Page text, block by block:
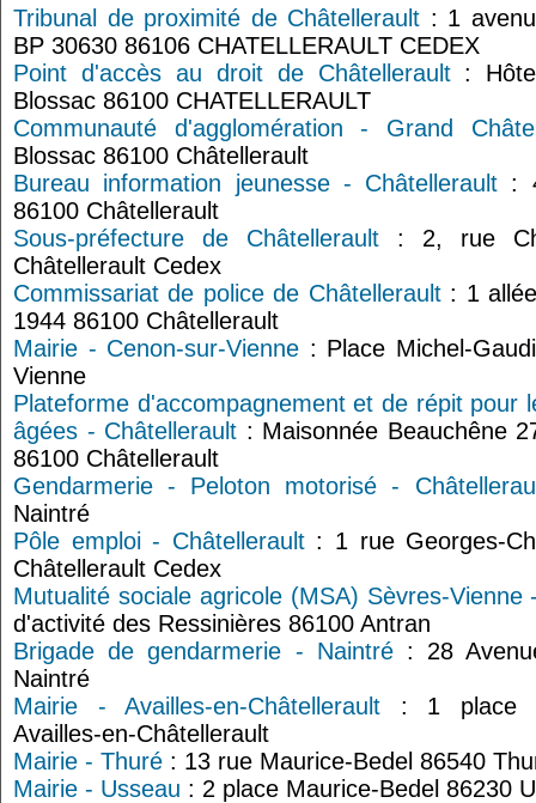
Tribunal de proximité de Châtellerault : 1
BP 30630 86106 CHATELLERAULT CEDEX
Point d'accès au droit de Châtellerault:
Blossac 86100 CHATELLERAULT
Communauté d'agglomération - Grand
Blossac 86100 Châtellerault
Bureau information jeunesse - Châtellerault :
86100 Châtellerault
Sous-préfecture de Châtellerault : 2, rue
Châtellerault Cedex
Commissariat de police de Châtellerault: 1
1944 86100 Châtellerault
Mairie - Cenon-sur-Vienne : Place Michel-
Vienne
Plateforme d'accompagnement et de répit pour
âgées - Châtellerault : Maisonnée Beauchêne
86100 Châtellerault
Gendarmerie - Peloton motorisé -
Naintré
Pôle emploi - Châtellerault: 1 rue Georges-
Châtellerault Cedex
Mutualité sociale agricole (MSA) Sèvres-Vienne
d'activité des Ressinières 86100 Antran
Brigade de gendarmerie - Naintré: 28
Naintré
Mairie - Availles-en-Châtellerault : 1 place
Availles-en-Châtellerault
Mairie - Thuré : 13 rue Maurice-Bedel 86540
Mairie - Usseau : 2 place Maurice-Bedel 86230